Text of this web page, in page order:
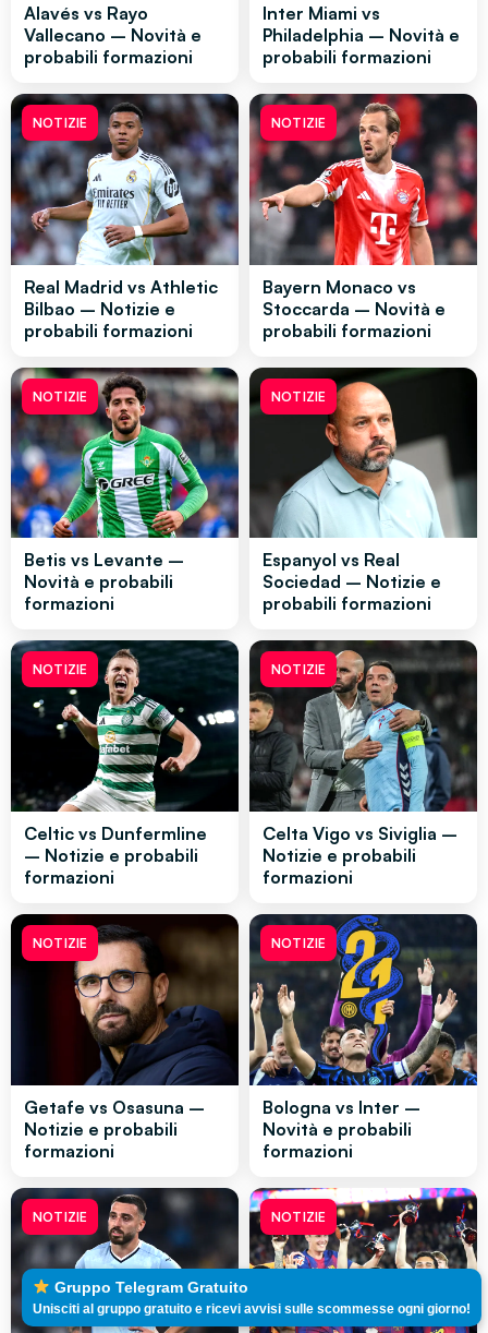
Alavés vs Rayo
Vallecano – Novità e
probabili formazioni
Inter Miami vs
Philadelphia – Novità e
probabili formazioni
NOTIZIE
Real Madrid vs Athletic
Bilbao – Notizie e
probabili formazioni
NOTIZIE
Bayern Monaco vs
Stoccarda – Novità e
probabili formazioni
NOTIZIE
Betis vs Levante –
Novità e probabili
formazioni
NOTIZIE
Espanyol vs Real
Sociedad – Notizie e
probabili formazioni
NOTIZIE
Celtic vs Dunfermline
– Notizie e probabili
formazioni
NOTIZIE
Celta Vigo vs Siviglia –
Notizie e probabili
formazioni
NOTIZIE
Getafe vs Osasuna –
Notizie e probabili
formazioni
NOTIZIE
Bologna vs Inter –
Novità e probabili
formazioni
NOTIZIE NOTIZIE
Gruppo Telegram Gratuito
Unisciti al gruppo gratuito e ricevi avvisi sulle scommesse ogni giorno!